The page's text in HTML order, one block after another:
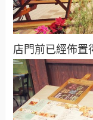
店門前已經佈置